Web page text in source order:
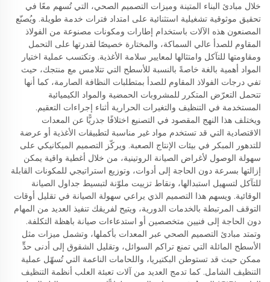
خلال مبادئ البناء المتينة وميزات التصميم الصحي، التي تُسهم معًا في
تحقيق موثوقية تشغيلية استثنائية على امتداد فترات خدمة طويلة. ويُصنّع
المصنعون هذه الآلات باستخدام إطارات ومكونات مصنوعة من الفولاذ
المقاوم للصدأ عالي السماكة، والمختارة خصيصًا لقدرتها على التحمل
ومقاومتها للتآكل وامتثالها لمعايير سلامة الأغذية. وتكتسب عملية اختيار
المواد أهمية بالغة خاصةً بالنسبة للأسطح التي تتلامس مع منتجك، حيث
تفي درجات الفولاذ المقاوم للصدأ بمتطلبات النظافة الصارمة، كما أنها
تتحمل التعرّض المتكرر للمشروبات الحمضية والمواد الكيميائية
المستخدمة في التنظيف والتغيرات الحرارية أثناء إجراءات التعقيم.
ويختلف هذا النهج المقصود في التصنيع اختلافًا جذريًّا عن المعدات
الاقتصادية التي قد تستخدم مواد غير مناسبة لتطبيقات الأغذية أو عرضة
للتدهور المبكر في بيئات الإنتاج الصعبة. ويركّز التصميم الميكانيكي على
سهولة الوصول لأغراض الصيانة الروتينية، من خلال أغطية واقية يمكن
إزالتها بسرعة دون الحاجة إلى أدوات، وتوزيع استراتيجي للمكونات القابلة
للتآكل لتسهيل استبدالها، ونقاط تزييت ملوّنة لتبسيط جداول الصيانة
الوقائية. ويسهم هذا التصميم الذي يراعي سهولة الصيانة في تقليل أوقات
التوقف المرتبطة بالخدمات الدورية، ويتيح لفريقك تنفيذ العديد من المهام
دون الحاجة إلى فنيين متخصصين أو استدعاءات صيانة باهظة التكلفة.
وتمتد مبادئ التصميم الصحي عبر المعدات بأكملها، وتشمل ميزات مثل
الأسطح المائلة التي تمنع تراكم السوائل، وتقليل الشقوق إلى أدنى حدٍّ
ممكن حيث قد تستوطن البكتيريا، واللحامات الناعمة التي تُسهّل عملية
التنظيف الشامل. كما تدمج العديد من آلات تعبئة العلب أنظمة التنظيف